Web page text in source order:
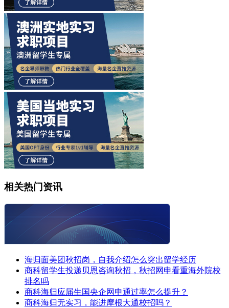
相关热门资讯
海归面美团秋招岗，自我介绍怎么突出留学经历
商科留学生投递贝恩咨询秋招，秋招网申看重海外院校
排名吗
商科海归应届生国央企网申通过率怎么提升？
商科海归无实习，能进摩根大通校招吗？